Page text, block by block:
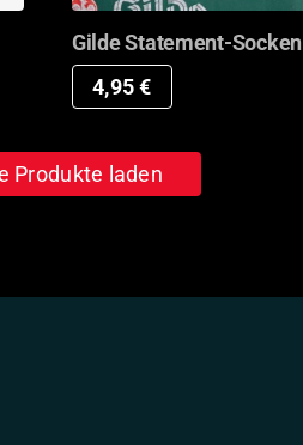
Gilde Statement-Socken
4,95€
Produkte laden